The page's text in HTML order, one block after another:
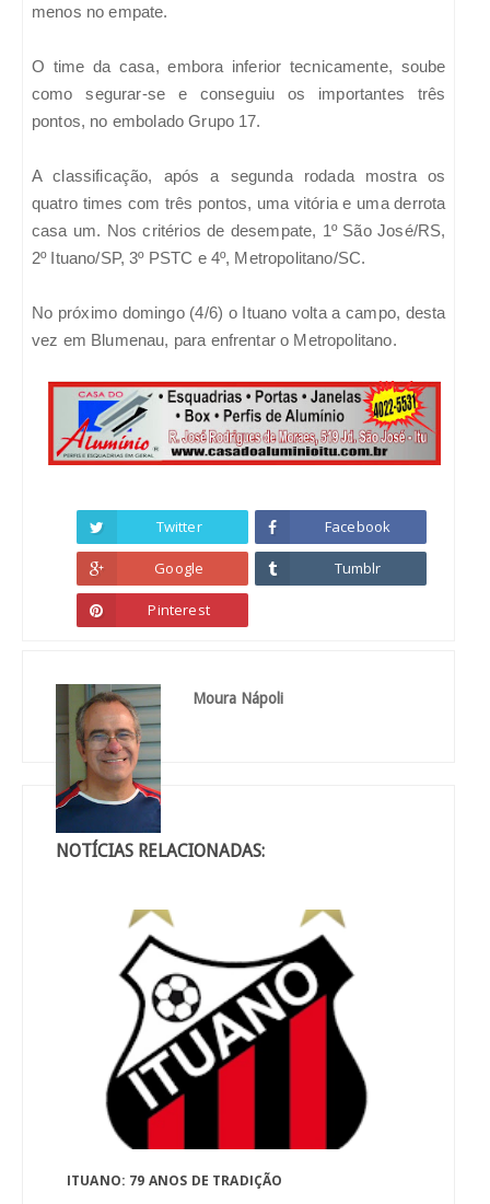
menos no empate.
O time da casa, embora inferior tecnicamente, soube
como segurar-se e conseguiu os importantes três
pontos, no embolado Grupo 17.
A classificação, após a segunda rodada mostra os
quatro times com três pontos, uma vitória e uma derrota
casa um. Nos critérios de desempate, 1º São José/RS,
2º Ituano/SP, 3º PSTC e 4º, Metropolitano/SC.
No próximo domingo (4/6) o Ituano volta a campo, desta
vez em Blumenau, para enfrentar o Metropolitano.
Twitter Facebook
Google Tumblr
Pinterest
Moura Nápoli
NOTÍCIAS RELACIONADAS:
ITUANO: 79 ANOS DE TRADIÇÃO